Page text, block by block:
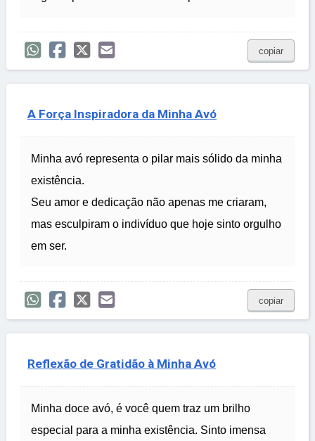
copiar
A Força Inspiradora da Minha Avó
Minha avó representa o pilar mais sólido da minha
existência.
Seu amor e dedicação não apenas me criaram,
mas esculpiram o indivíduo que hoje sinto orgulho
em ser.
copiar
Reflexão de Gratidão à Minha Avó
Minha doce avó, é você quem traz um brilho
especial para a minha existência. Sinto imensa